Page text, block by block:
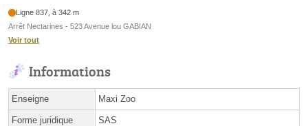
Ligne 837, à 342 m
Arrêt Nectarines - 523 Avenue lou GABIAN
Voir tout
Informations
Enseigne Maxi Zoo
Forme juridique SAS